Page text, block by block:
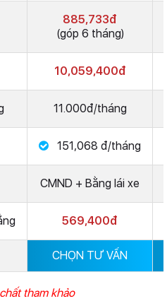
885,733đ
(góp 6 tháng)
10,059,400đ
11.000đ/tháng
151,068 đ/tháng
CMND + Bằng lái xe
569,400đ
CHỌN TƯ VẤN
tham khảo